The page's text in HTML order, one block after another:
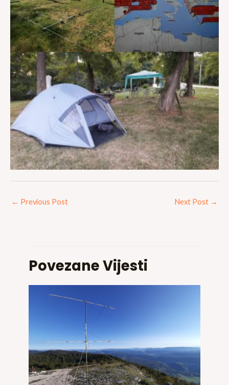
← Previous Post Next Post →
Povezane Vijesti